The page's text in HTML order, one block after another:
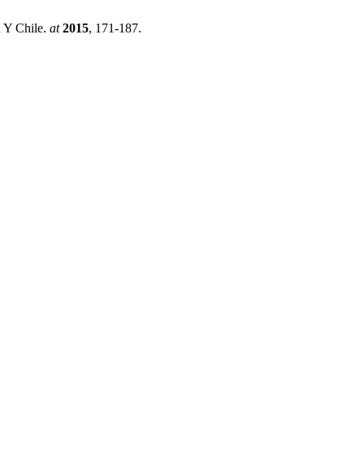
Y Chile. at 2015, 171-187.